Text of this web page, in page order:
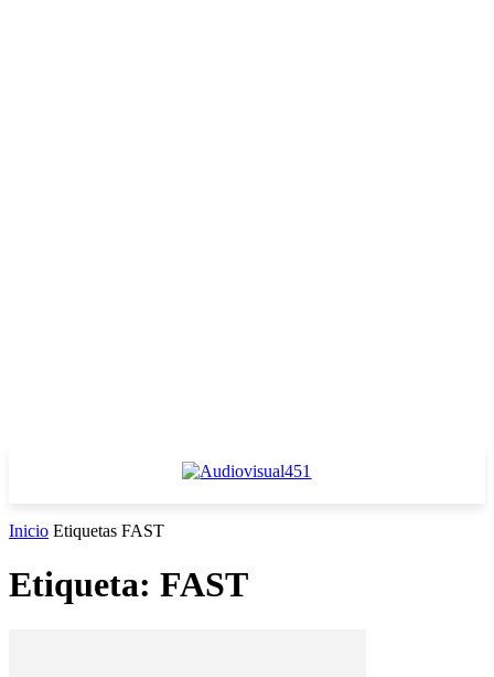
Inicio Etiquetas FAST
Etiqueta: FAST